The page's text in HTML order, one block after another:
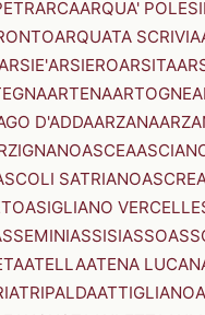
ARQUA'
ARQUATA SCRIVIA
ARSIEROARSITA
ARTENAARTOGNE
D'ADDAARZANA
ASCEA
SATRIANO
ASIGLIANO
ASSISIASSO
ATELLAATENA
ATRIPALDAATTIGLIANO